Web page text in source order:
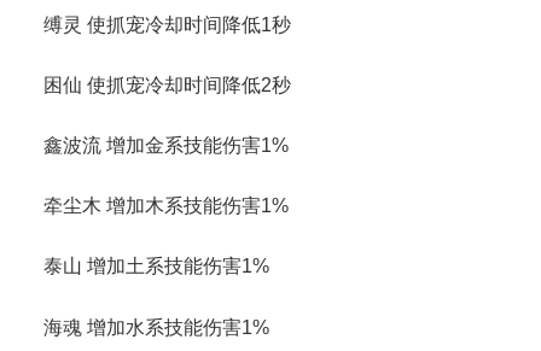
缚灵 使抓宠冷却时间降低1秒
困仙 使抓宠冷却时间降低2秒
鑫波流 增加金系技能伤害1%
牵尘木 增加木系技能伤害1%
泰山 增加土系技能伤害1%
海魂 增加水系技能伤害1%